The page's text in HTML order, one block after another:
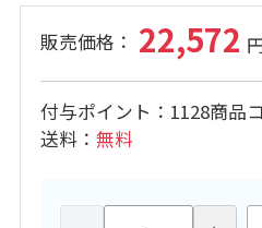
22,572
付与ポイント 1128商品
送料
無料